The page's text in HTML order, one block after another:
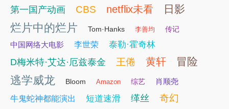
第一国产动画 CBS netflix未看 日影
烂片中的烂片 Tom·Hanks 李善均 传记
中国网络大电影 李世荣 泰勒·霍奇林
D梅米特·艾达·厄兹泰金 王倦 黄轩 冒险
逃学威龙 Bloom Amazon 综艺
肖顺尧
牛鬼蛇神都能演出
短道速滑 缂丝 奇幻